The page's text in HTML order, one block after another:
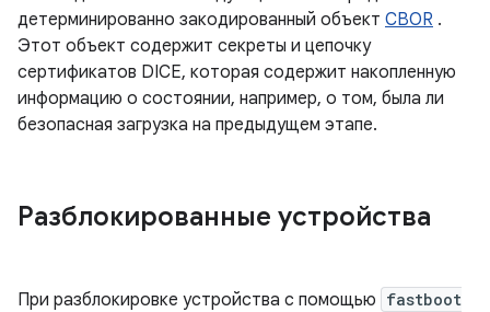
детерминированно закодированный объект CBOR .
Этот объект содержит секреты и цепочку
сертификатов DICE, которая содержит накопленную
информацию о состоянии, например, о том, была ли
безопасная загрузка на предыдущем этапе.
Разблокированные устройства
При разблокировке устройства с помощью fastboot